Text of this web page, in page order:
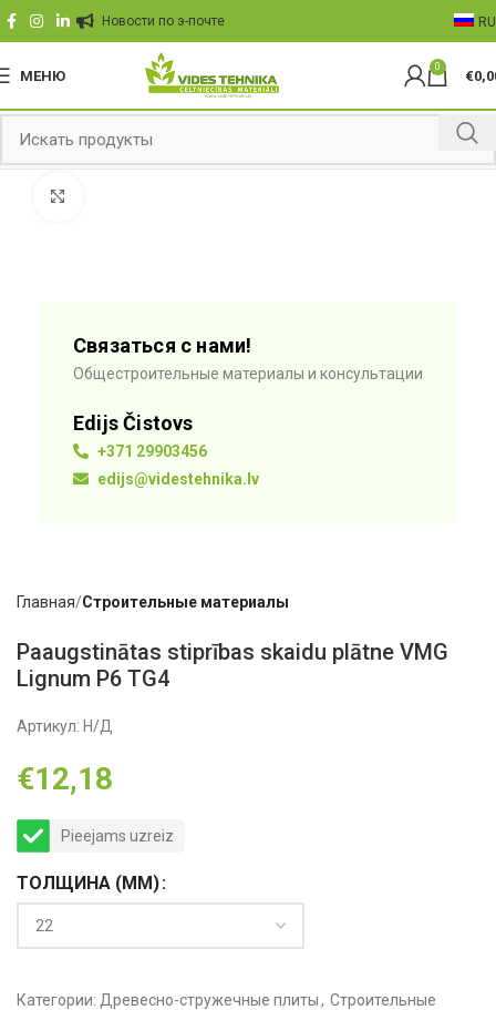
Hовости по э-почте RU
МЕНЮ
0
€
Связаться с нами!
Общестроительные материалы и консультации
Edijs Čistovs
+371 29903456
edijs@videstehnika.lv
Главная Строительные материалы
Paaugstinātas stiprības skaidu plātne VMG
Lignum P6 TG4
Артикул: Н/Д
€12,18
Pieejams uzreiz
ТОЛЩИНА (MM)
Категории: Древесно-стружечные плиты, Строительные